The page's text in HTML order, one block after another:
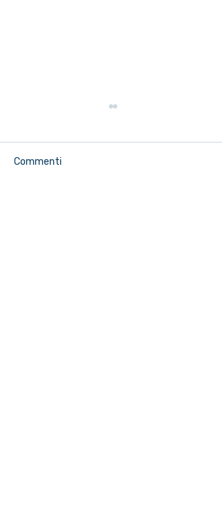
Commenti